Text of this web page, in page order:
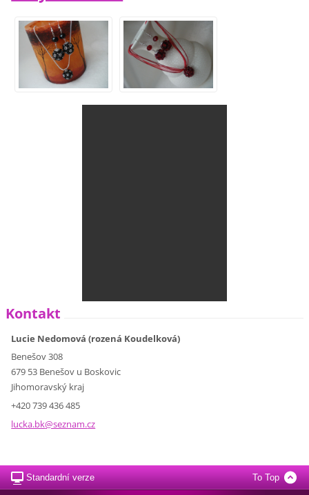
Kontakt
Lucie Nedomová (rozená Koudelková)
Benešov 308
679 53 Benešov u Boskovic
Jihomoravský kraj
+420 739 436 485
lucka.bk@seznam.cz
Standardní verze To Top